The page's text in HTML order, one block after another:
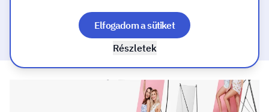
Mindent a mosolyodért!
Részletek
Elfogadom a sütiket